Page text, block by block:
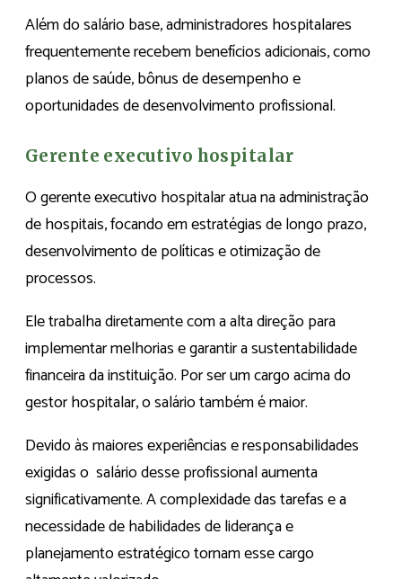
Além do salário base, administradores hospitalares
frequentemente recebem benefícios adicionais, como
planos de saúde, bônus de desempenho e
oportunidades de desenvolvimento profissional.
Gerente executivo hospitalar
O gerente executivo hospitalar atua na administração
de hospitais, focando em estratégias de longo prazo,
desenvolvimento de políticas e otimização de
processos.
Ele trabalha diretamente com a alta direção para
implementar melhorias e garantir a sustentabilidade
financeira da instituição. Por ser um cargo acima do
gestor hospitalar, o salário também é maior.
Devido às maiores experiências e responsabilidades
exigidas o salário desse profissional aumenta
significativamente. A complexidade das tarefas e a
necessidade de habilidades de liderança e
planejamento estratégico tornam esse cargo